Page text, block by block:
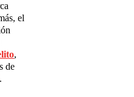
el
,
de
.